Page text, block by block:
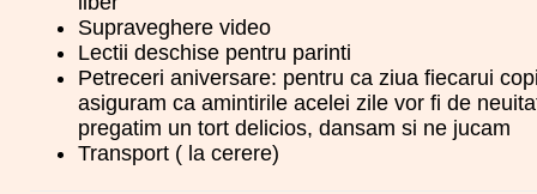
Supraveghere video
Lectii deschise pentru parinti
Petreceri aniversare: pentru ca ziua fiecarui
asiguram ca amintirile acelei zile vor fi de
pregatim un tort delicios, dansam si ne jucam
Transport ( la cerere)